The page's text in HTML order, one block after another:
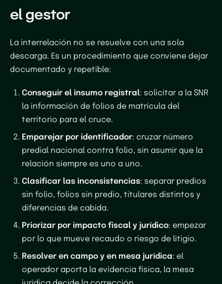
el gestor
La interrelación no se resuelve con una sola
descarga. Es un procedimiento que conviene dejar
documentado y repetible:
Conseguir el insumo registral: solicitar a la SNR
la información de folios de matrícula del
territorio para el cruce.
Emparejar por identificador: cruzar número
predial nacional contra folio, sin asumir que la
relación siempre es uno a uno.
Clasificar las inconsistencias: separar predios
sin folio, folios sin predio, titulares distintos y
diferencias de cabida.
Priorizar por impacto fiscal y jurídico: empezar
por lo que mueve recaudo o riesgo de litigio.
Resolver en campo y en mesa jurídica: el
operador aporta la evidencia física, la mesa